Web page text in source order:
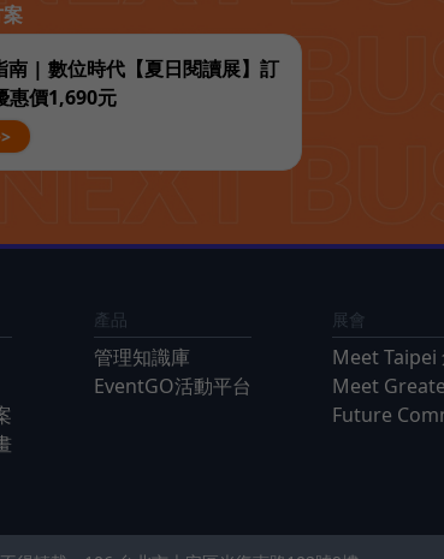
| 數位時代【夏日閱讀展】訂
惠價1,690元
產品
管理知識庫
EventGO活動平台
展會
Meet Taipei
Meet
Future